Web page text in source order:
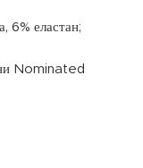
6% еластан;
Nominated